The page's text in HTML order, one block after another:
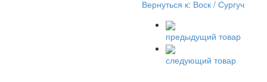
Вернуться к: Воск / Сургуч
предыдущий товар
следующий товар